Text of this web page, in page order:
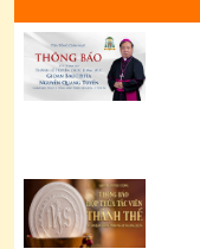
Kitô giáo.